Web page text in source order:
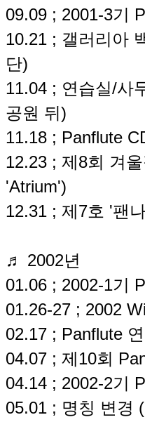
09.09 ; 2001-3기
10.21 ; 갤러리아
단)
11.04 ; 연습실/사
공원 뒤)
11.18 ; Panflute
12.23 ; 제8회 겨
'Atrium')
12.31 ; 제7호 '팬
♬ 2002년
01.06 ; 2002-1기
01.26-27 ; 2002
02.17 ; Panflute
04.07 ; 제10회
04.14 ; 2002-2기
05.01 ; 명칭 변경